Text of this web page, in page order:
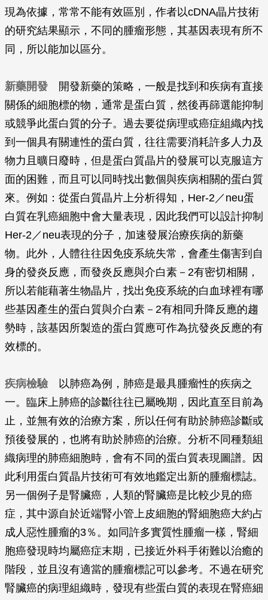
現為依據，常常不能有效區別，作者以cDNA晶片技術
的研究結果顯示，不同的腫瘤形態，其基因表現有所不
同，所以能加以區分。
新藥開發 開發新藥的策略，一般是找到和疾病有直接
關係的細胞標的物，通常是蛋白質，然後再篩選能抑制
或競爭此蛋白質的分子。過去要從病理或癌症組織內找
到一個具有關連性的蛋白質，往往需要消耗許多人力及
物力且曠日廢時，但是蛋白質晶片的發展可以克服這方
面的困難，而且可以同時找出數個與疾病相關的蛋白質
來。例如：從蛋白質晶片上分析得知，Her-2／neu蛋
白質在乳癌細胞中會大量表現，因此我們可以設計抑制
Her-2／neu表現的分子，加速發展治療疾病的新藥
物。此外，人體往往因免疫系統失常，會產生傷害到自
身的發炎反應，而發炎反應與介白素－2有密切相關，
所以若能藉著生物晶片，找出免疫系統的白血球裡有哪
些基因產生的蛋白質與介白素－2有相同升降反應的趨
勢時，該基因所製造的蛋白質應可作為抗發炎反應的有
效標的。
疾病檢驗 以肺癌為例，肺癌是最具腫瘤性的疾病之
一。臨床上肺癌的診斷往往已屬晚期，因此直至目前為
止，並無有效的治療方案，所以任何有助於肺癌診斷或
預後發展的，也將有助於肺癌的治療。分析不同種類組
織病理的肺癌細胞時，會有不同的蛋白質表現圖譜。因
此利用蛋白質晶片技術可有效地鑑定出新的腫瘤標誌。
另一個例子是腎臟癌，人類的腎臟癌是比較少見的癌
症，其中源自於近端腎小管上皮細胞的腎細胞癌大約占
成人惡性腫瘤的3％。如同許多實質性腫瘤一樣，腎細
胞癌發現時均屬癌症末期，已接近外科手術難以治癒的
階段，並且沒有適當的腫瘤標記可以參考。不過在研究
腎臟癌的病理組織時，發現有些蛋白質的表現在腎癌細